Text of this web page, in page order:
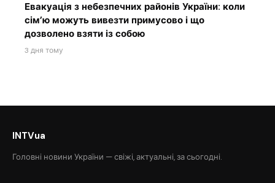
Евакуація з небезпечних районів України: коли
сім’ю можуть вивезти примусово і що
дозволено взяти із собою
3 дня тому
INTVua
Головні новини України — свіжі, актуальні, за сьогодні.